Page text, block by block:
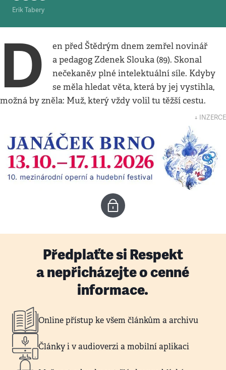
Erik Tabery
D
en před Štědrým dnem zemřel novinář
a pedagog Zdenek Slouka (89). Skonal
nečekaně,v plné intelektuální síle. Kdyby
se měla hledat věta, která by jej vystihla,
možná by zněla: Muž, který vždy volil tu těžší cestu.
↓ INZERCE
Předplaťte si Respekt
a nepřicházejte o cenné
informace.
Online přístup ke všem článkům a archivu
Články i v audioverzi a mobilní aplikaci